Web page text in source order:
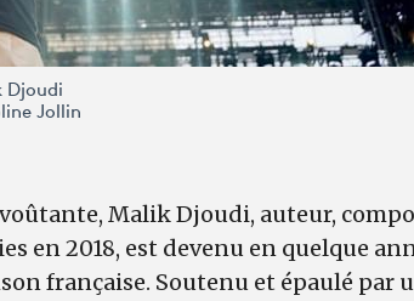
Djoudi
Jollin
Malik Djoudi, auteur,
en 2018, est devenu en quelque
française. Soutenu et épaulé par